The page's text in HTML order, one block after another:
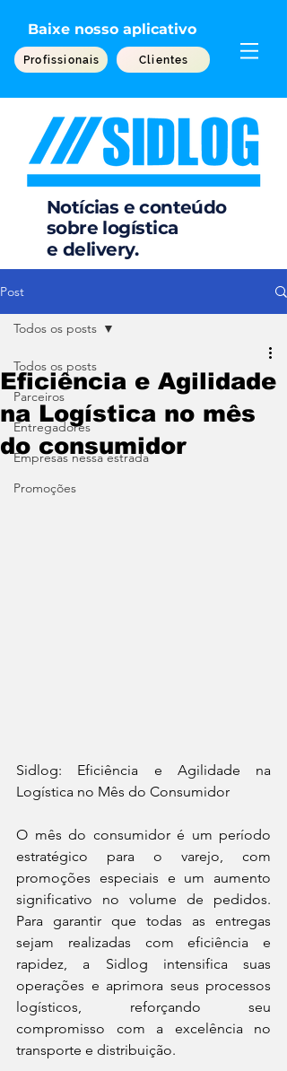
Baixe nosso aplicativo
Profissionais Clientes
Notícias e conteúdo
sobre logística
e delivery.
Post
Todos os posts
Parceiros
Entregadores
Empresas nessa estrada
Promoções
Todos os posts
Eficiência e Agilidade
na Logística no mês
do consumidor
Sidlog: Eficiência e Agilidade na
Logística no Mês do Consumidor
O mês do consumidor é um período
estratégico para o varejo, com
promoções especiais e um aumento
significativo no volume de pedidos.
Para garantir que todas as entregas
sejam realizadas com eficiência e
rapidez, a Sidlog intensifica suas
operações e aprimora seus processos
logísticos, reforçando seu
compromisso com a excelência no
transporte e distribuição.